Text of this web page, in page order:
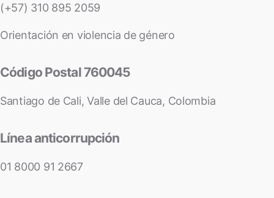
(+57) 310 895 2059
Orientación en violencia de género
Código Postal 760045
Santiago de Cali, Valle del Cauca, Colombia
Línea anticorrupción
01 8000 91 2667